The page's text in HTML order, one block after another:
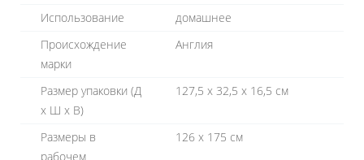
Использование
домашнее
Происхождение
марки
Англия
Размер упаковки (Д
х Ш х В)
127,5 х 32,5 х 16,5 см
Размеры в
рабочем
126 х 175 см